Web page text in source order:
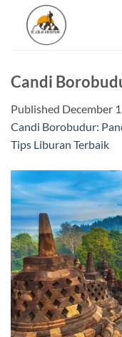
content
Candi
Published December
Candi Borobudur:
Tips Liburan Terbaik